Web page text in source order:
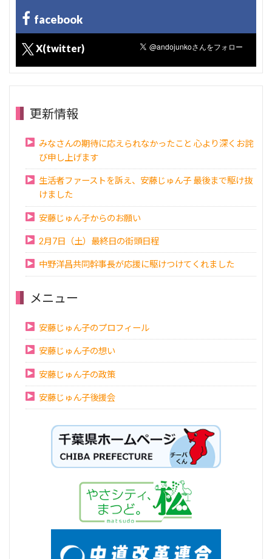
facebook
X(twitter)
更新情報
みなさんの期待に応えられなかったこと 心より深くお詫
び申し上げます
生活者ファーストを訴え、安藤じゅん子 最後まで駆け抜
けました
安藤じゅん子からのお願い
2月7日（土）最終日の街頭日程
中野洋昌共同幹事長が応援に駆けつけてくれました
メニュー
安藤じゅん子のプロフィール
安藤じゅん子の想い
安藤じゅん子の政策
安藤じゅん子後援会